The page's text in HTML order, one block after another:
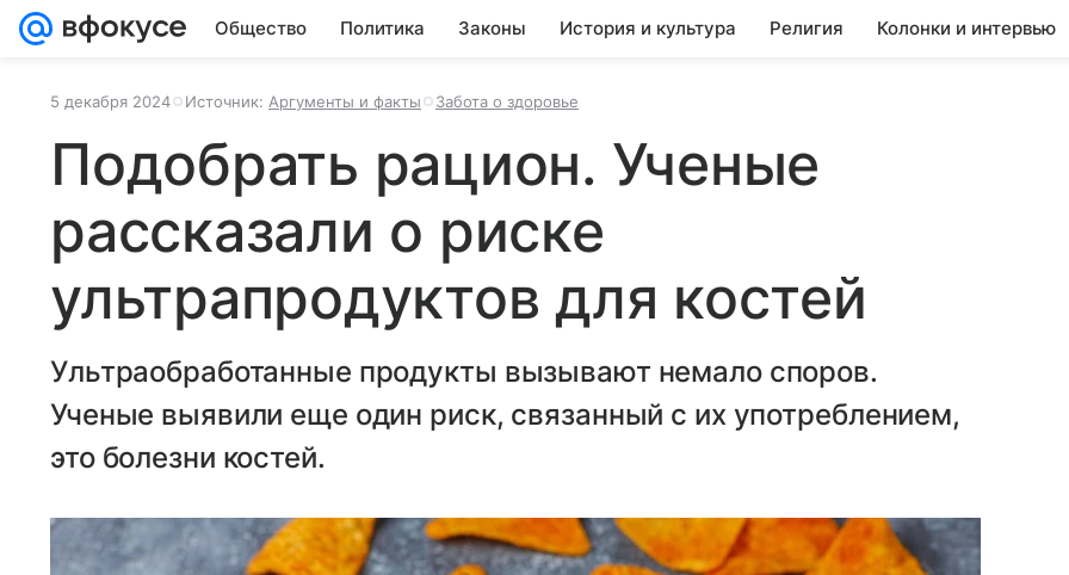
Общество Политика Законы История и культура Религия Колонки и интервью
5 декабря 2024 Источник: Аргументы и факты Забота о здоровье
Подобрать рацион. Ученые
рассказали о риске
ультрапродуктов для костей
Ультраобработанные продукты вызывают немало споров.
Ученые выявили еще один риск, связанный с их употреблением,
это болезни костей.